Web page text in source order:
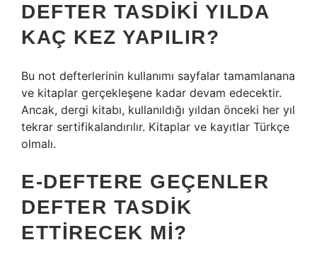
DEFTER TASDIKI YILDA
KAÇ KEZ YAPILIR?
Bu not defterlerinin kullanımı sayfalar tamamlanana
ve kitaplar gerçekleşene kadar devam edecektir.
Ancak, dergi kitabı, kullanıldığı yıldan önceki her yıl
tekrar sertifikalandırılır. Kitaplar ve kayıtlar Türkçe
olmalı.
E-DEFTERE GEÇENLER
DEFTER TASDIK
ETTIRECEK MI?